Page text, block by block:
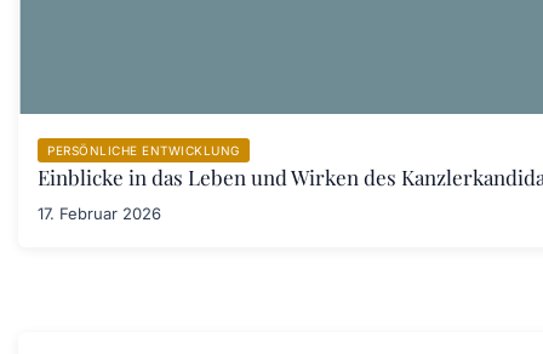
PERSÖNLICHE ENTWICKLUNG
Einblicke in das Leben und Wirken des
17. Februar 2026